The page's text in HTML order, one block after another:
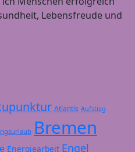
Lebensfreude und
Atlantis Aufstieg
Bremen
Energiearbeit Engel